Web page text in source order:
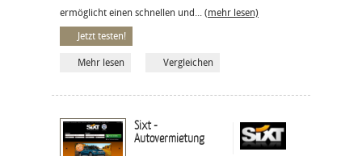
ermöglicht einen schnellen und... (mehr lesen)
Jetzt testen!
Mehr lesen Vergleichen
Sixt -
Autovermietung